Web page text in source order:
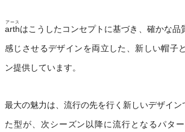
arth
アース
はこうしたコンセプトに基づき、確かな品
感じさせるデザインを両立した、新しい帽子
ン提供しています。
最大の魅力は、流行の先を行く新しいデザイン
た型が、次シーズン以降に流行となるパタ